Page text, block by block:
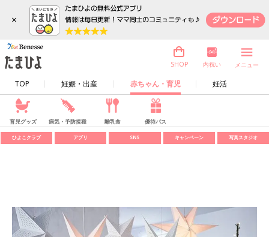
×
TOP 妊娠・出産 赤ちゃん・育児 妊活
SHOP 内祝い メニュー
育児グッズ 病気・予防接種 離乳食 優待パス
ひよこクラブ アプリ SNS キャンペーン 写真スタジオ